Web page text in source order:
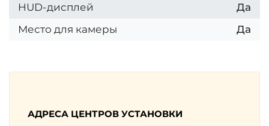
HUD-дисплей
Да
Место для камеры
Да
АДРЕСА ЦЕНТРОВ УСТАНОВКИ